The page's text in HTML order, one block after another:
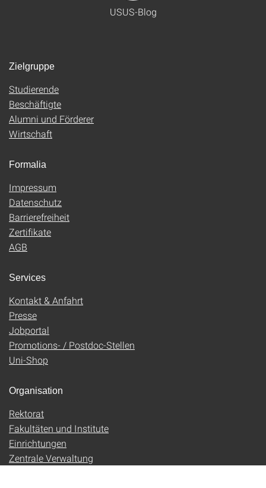
USUS-Blog
Zielgruppe
Studierende
Beschäftigte
Alumni und Förderer
Wirtschaft
Formalia
Impressum
Datenschutz
Barrierefreiheit
Zertifikate
AGB
Services
Kontakt & Anfahrt
Presse
Jobportal
Promotions- / Postdoc-Stellen
Uni-Shop
Organisation
Rektorat
Fakultäten und Institute
Einrichtungen
Zentrale Verwaltung